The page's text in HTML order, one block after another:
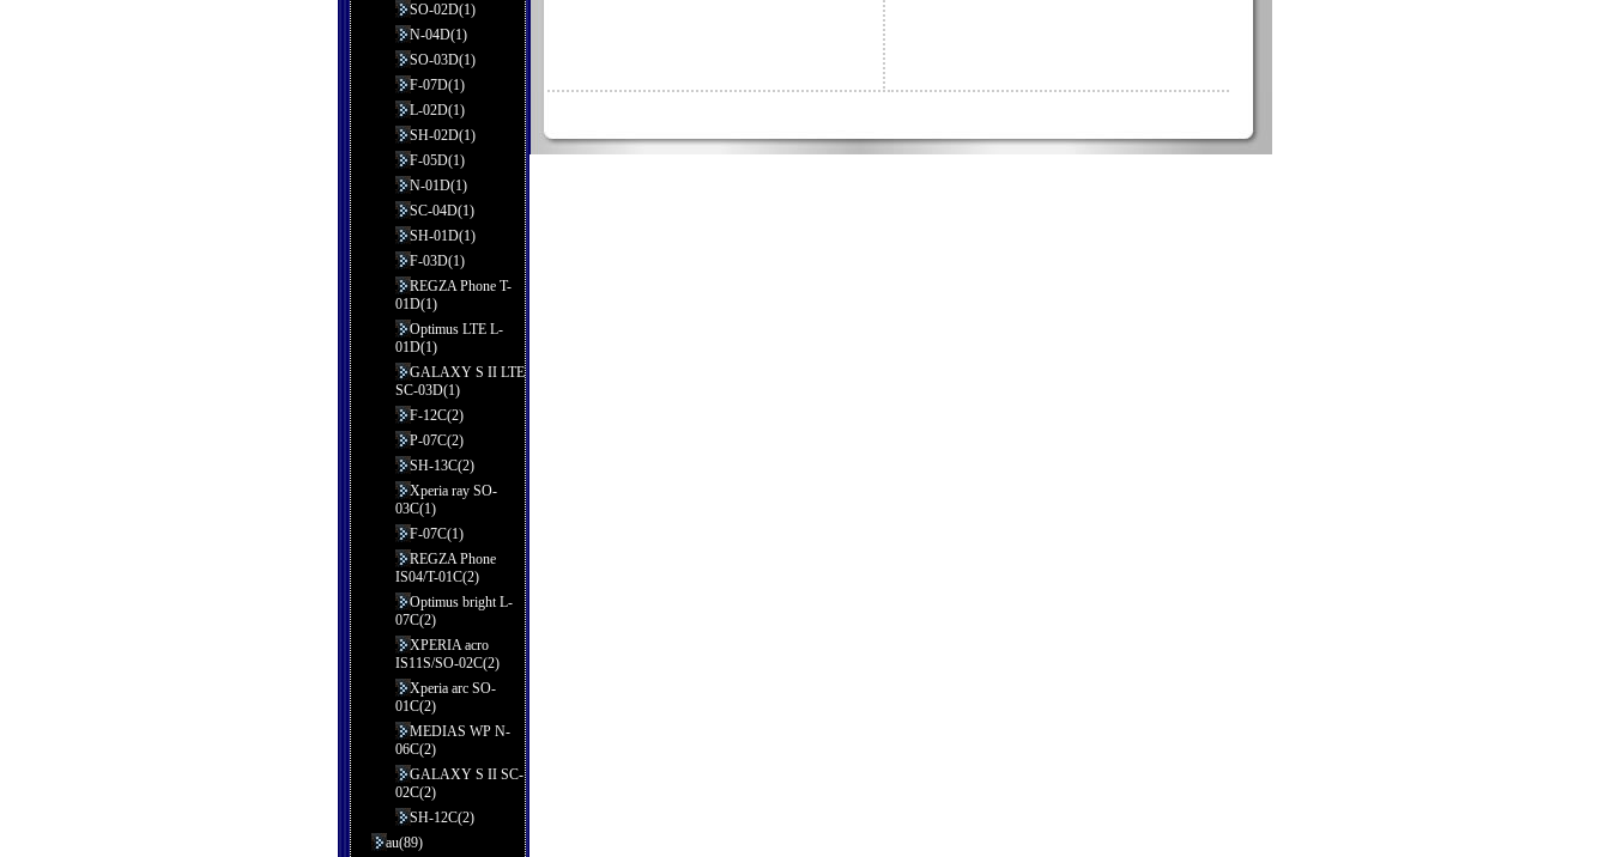
SO-02D(1)
N-04D(1)
SO-03D(1)
F-07D(1)
L-02D(1)
SH-02D(1)
F-05D(1)
N-01D(1)
SC-04D(1)
SH-01D(1)
F-03D(1)
REGZA Phone T-
01D(1)
Optimus LTE L-
01D(1)
GALAXY S II LTE
SC-03D(1)
F-12C(2)
P-07C(2)
SH-13C(2)
Xperia ray SO-
03C(1)
F-07C(1)
REGZA Phone
IS04/T-01C(2)
Optimus bright L-
07C(2)
XPERIA acro
IS11S/SO-02C(2)
Xperia arc SO-
01C(2)
MEDIAS WP N-
06C(2)
GALAXY S II SC-
02C(2)
SH-12C(2)
au(89)